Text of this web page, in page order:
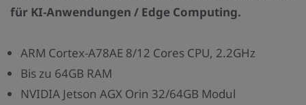
für KI-Anwendungen / Edge Computing.
ARM Cortex-A78AE 8/12 Cores CPU, 2.2GHz
Bis zu 64GB RAM
NVIDIA Jetson AGX Orin 32/64GB Modul